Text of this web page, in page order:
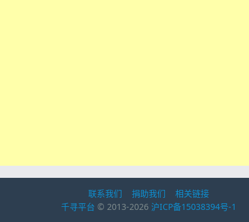
联系我们 捐助我们
相关链接
千寻平台 © 2013-2026 沪ICP备15038394号-1